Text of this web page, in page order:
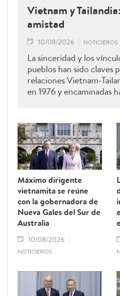
Vietnam y
amistad
10/08/2026 NOTICIEROS
La sinceridad y los
pueblos han sido claves
relaciones Vietnam-
en 1976 y encaminadas
Máximo dirigente
vietnamita se reúne
con la gobernadora de
Nueva Gales del Sur de
Australia
10/08/2026
NOTICIEROS